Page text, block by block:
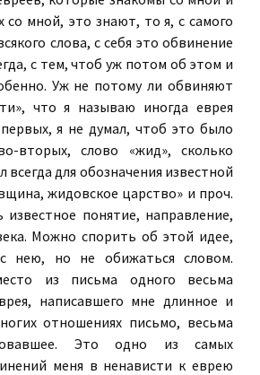
со мной, это знают, то я, с самого
слова, с себя это обвинение
с тем, чтоб уж потом об этом и
Уж не потому ли обвиняют
что я называю иногда еврея
я не думал, чтоб это было
вторых, слово «жид», сколько
для обозначения известной
жидовское царство» и проч.
известное понятие, направление,
Можно спорить об этой идее,
с нею, но не обижаться словом.
из письма одного весьма
написавшего мне длинное и
отношениях письмо, весьма
Это одно из самых
меня в ненависти к еврею